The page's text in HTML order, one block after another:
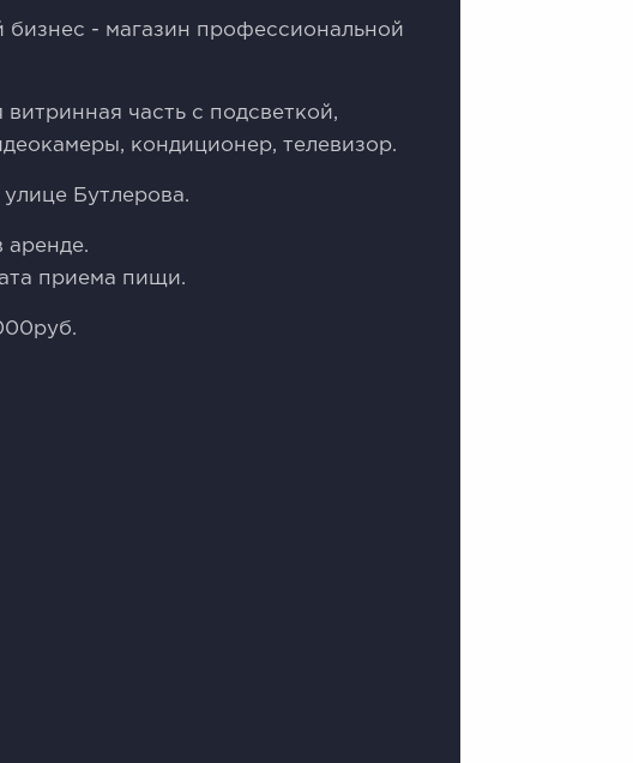
бизнес - магазин профессиональной
часть с подсветкой,
кондиционер, телевизор.
Бутлерова.
аренде.
приема пищи.